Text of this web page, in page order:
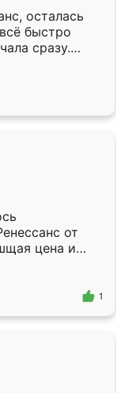
осталась
быстро
сразу.
подошёл к
Собрали
даже
от
цена и
Приехавший
самый
1